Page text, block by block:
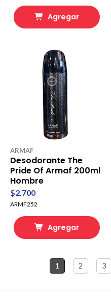
Agregar
ARMAF
Desodorante The
Pride Of Armaf 200ml
Hombre
$2.700
ARMF252
Agregar
1 2 3